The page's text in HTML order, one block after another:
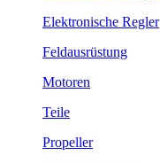
Elektronische Regler
Feldausrüstung
Motoren
Teile
Propeller